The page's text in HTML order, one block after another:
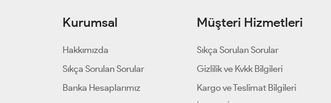
Kurumsal
Hakkımızda
Sıkça Sorulan Sorular
Banka Hesaplarımız
Müşteri Hizmetleri
Sıkça Sorulan Sorular
Gizlilik ve Kvkk Bilgileri
Kargo ve Teslimat Bilgileri